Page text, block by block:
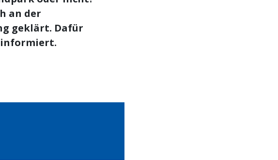
an der
geklärt. Dafür
informiert.